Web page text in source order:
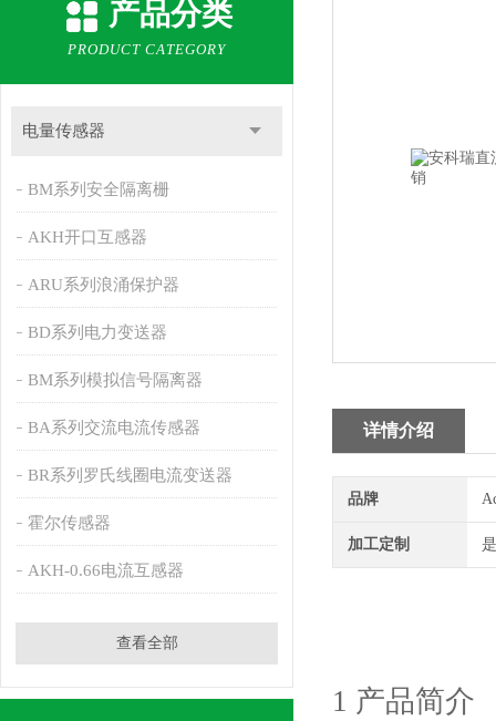
产品分类
PRODUCT CATEGORY
电量传感器
BM系列安全隔离栅
AKH开口互感器
ARU系列浪涌保护器
BD系列电力变送器
BM系列模拟信号隔离器
BA系列交流电流传感器
BR系列罗氏线圈电流变送器
霍尔传感器
AKH-0.66电流互感器
查看全部
详情介绍
品牌
加工定制
1 产品简介